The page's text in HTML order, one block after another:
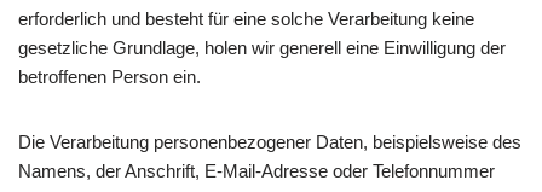
erforderlich und besteht für eine solche Verarbeitung keine
gesetzliche Grundlage, holen wir generell eine Einwilligung der
betroffenen Person ein.
Die Verarbeitung personenbezogener Daten, beispielsweise des
Namens, der Anschrift, E-Mail-Adresse oder Telefonnummer